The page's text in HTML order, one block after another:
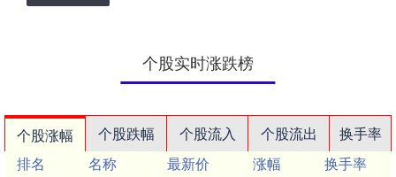
个股实时涨跌榜
个股涨幅 个股跌幅 个股流入 个股流出
换手率
排名
名称 最新价 涨幅
换手率